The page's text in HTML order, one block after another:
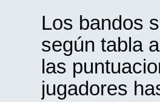
Los bandos
según tabla
las
jugadores